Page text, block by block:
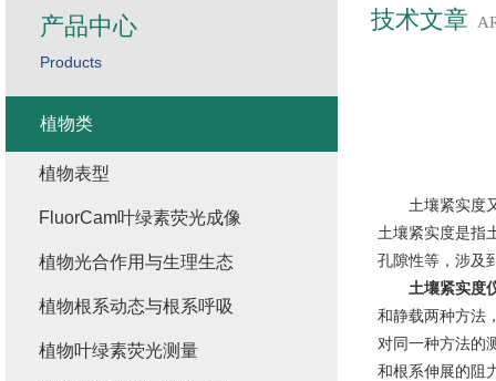
技术文章
土壤紧实度又
土壤紧实度是指
孔隙性等，涉及
土壤紧实度
和静载两种方法
对同一种方法的
和根系伸展的阻
产品中心
Products
植物类
植物表型
FluorCam叶绿素荧光成像
植物光合作用与生理生态
植物根系动态与根系呼吸
植物叶绿素荧光测量